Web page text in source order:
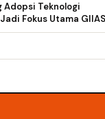
Adopsi Teknologi
Fokus Utama